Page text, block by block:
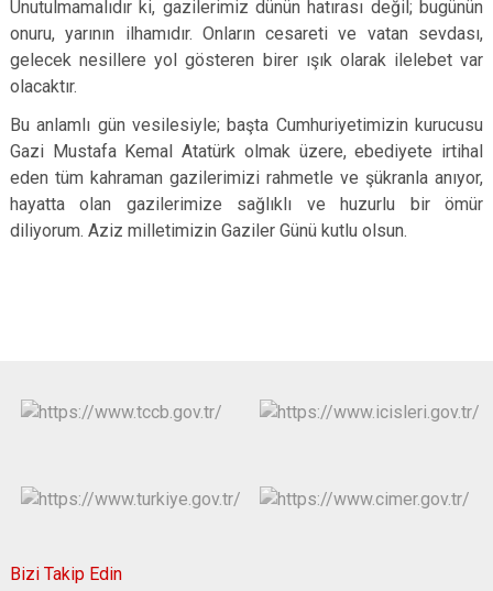
Unutulmamalıdır ki, gazilerimiz dünün hatırası değil; bugünün
onuru, yarının ilhamıdır. Onların cesareti ve vatan sevdası,
gelecek nesillere yol gösteren birer ışık olarak ilelebet var
olacaktır.
Bu anlamlı gün vesilesiyle; başta Cumhuriyetimizin kurucusu
Gazi Mustafa Kemal Atatürk olmak üzere, ebediyete irtihal
eden tüm kahraman gazilerimizi rahmetle ve şükranla anıyor,
hayatta olan gazilerimize sağlıklı ve huzurlu bir ömür
diliyorum. Aziz milletimizin Gaziler Günü kutlu olsun.
Bizi Takip Edin